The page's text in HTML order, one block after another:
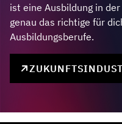
ist eine Ausbildung in
genau das richtige für
Ausbildungsberufe.